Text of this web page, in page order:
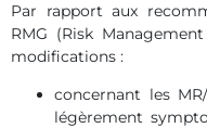
Par rapport aux
RMG (Risk
modifications :
concernant les
légèrement